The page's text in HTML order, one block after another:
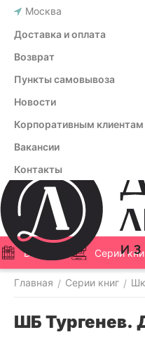
Москва
Доставка и оплата
Возврат
Пункты самовывоза
Новости
Корпоративным клиентам
Вакансии
Контакты
Все книги Серии
Главная / Серии книг /
ШБ Тургенев.